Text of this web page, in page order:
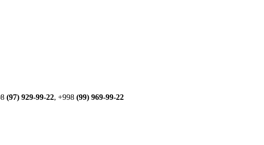
(97) 929-99-22, +998 (99) 969-99-22